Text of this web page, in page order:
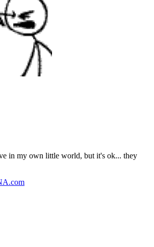
in my own little world, but it's ok... they